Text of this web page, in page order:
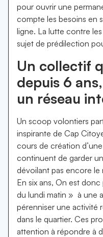
pour ouvrir une
compte les besoins en
ligne. La lutte contre
sujet de prédilection
Un collectif
depuis 6
un réseau
Un scoop volontiers
inspirante de Cap
cours de création
continuent de garder
dévoilant pas encore
En six ans, On est
du lundi matin » à une
pérenniser une activité
dans le quartier. Ces
attention à répondre à